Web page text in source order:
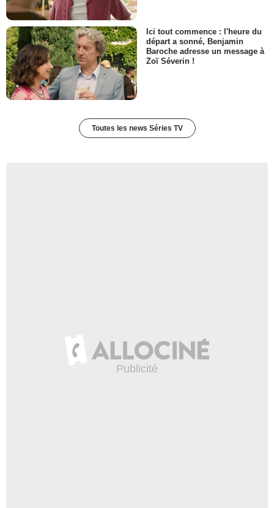
Ici tout commence : l'heure du
départ a sonné, Benjamin
Baroche adresse un message à
Zoï Séverin !
Toutes les news Séries TV